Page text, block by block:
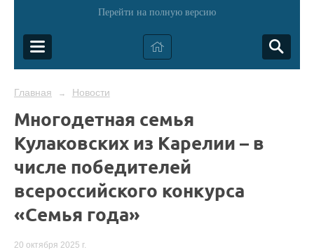
Перейти на полную версию
Главная → Новости
Многодетная семья
Кулаковских из Карелии – в
числе победителей
всероссийского конкурса
«Семья года»
20 октября 2025 г.